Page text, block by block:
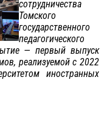
сотрудничества
Томского
государственного
педагогического
— первый выпуск
реализуемой с 2022
иностранных